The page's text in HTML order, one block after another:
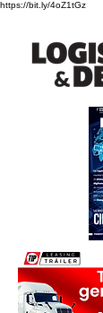
https://bit.ly/4oZ1tGz